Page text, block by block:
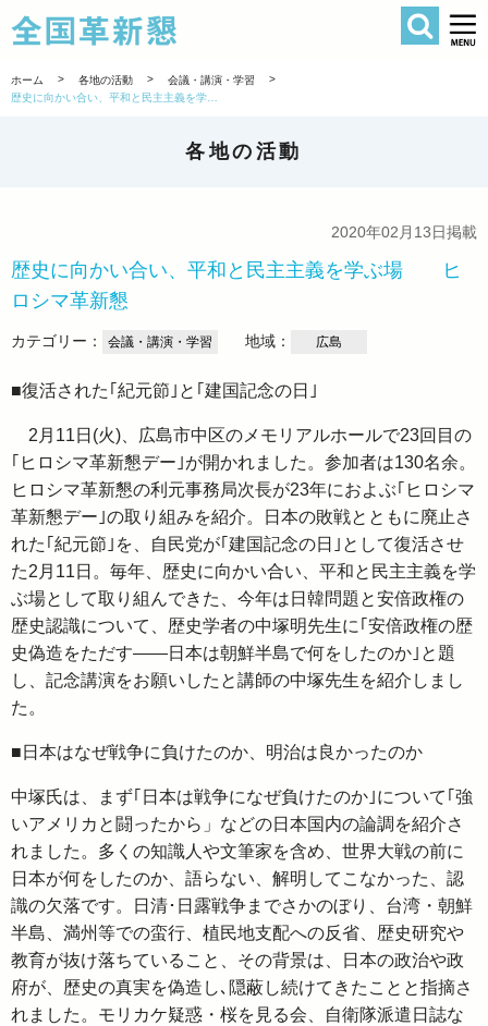
全国革新懇
検索
ホーム > 各地の活動 > 会議・講演・学習
>
各地の活動
2020年02月13日掲載
歴史に向かい合い、平和と民主主義を学ぶ場 ヒ
ロシマ革新懇
カテゴリー： 会議・講演・学習 地域： 広島
■復活された｢紀元節｣と｢建国記念の日｣
2月11日(火)、広島市中区のメモリアルホールで23回目の
｢ヒロシマ革新懇デー｣が開かれました。参加者は130名余。
ヒロシマ革新懇の利元事務局次長が23年におよぶ｢ヒロシマ
革新懇デー｣の取り組みを紹介。日本の敗戦とともに廃止さ
れた｢紀元節｣を、自民党が｢建国記念の日｣として復活させ
た2月11日。毎年、歴史に向かい合い、平和と民主主義を学
ぶ場として取り組んできた、今年は日韓問題と安倍政権の
歴史認識について、歴史学者の中塚明先生に｢安倍政権の歴
史偽造をただす――日本は朝鮮半島で何をしたのか｣と題
し、記念講演をお願いしたと講師の中塚先生を紹介しまし
た。
■日本はなぜ戦争に負けたのか、明治は良かったのか
中塚氏は、まず｢日本は戦争になぜ負けたのか｣について｢強
いアメリカと闘ったから」などの日本国内の論調を紹介さ
れました。多くの知識人や文筆家を含め、世界大戦の前に
日本が何をしたのか、語らない、解明してこなかった、認
識の欠落です。日清･日露戦争までさかのぼり、台湾・朝鮮
半島、満州等での蛮行、植民地支配への反省、歴史研究や
教育が抜け落ちていること、その背景は、日本の政治や政
府が、歴史の真実を偽造し､隠蔽し続けてきたことと指摘さ
れました。モリカケ疑惑・桜を見る会、自衛隊派遣日誌な